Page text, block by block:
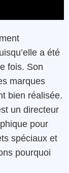
a été
fois. Son
marques
bien réalisée.
un directeur
pour
spéciaux et
pourquoi